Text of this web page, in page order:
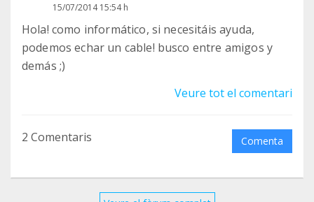
15/07/2014 15:54 h
Hola! como informático, si necesitáis ayuda,
podemos echar un cable! busco entre amigos y
demás ;)
Veure tot el comentari
2 Comentaris Comenta